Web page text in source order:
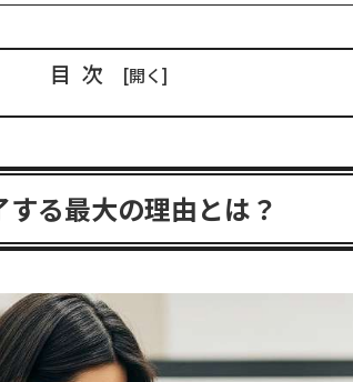
目次
る最大の理由とは？